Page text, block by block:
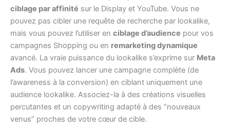
ciblage par affinité sur le Display et YouTube. Vous ne
pouvez pas cibler une requête de recherche par lookalike,
mais vous pouvez l’utiliser en ciblage d’audience pour vos
campagnes Shopping ou en remarketing dynamique
avancé. La vraie puissance du lookalike s’exprime sur Meta
Ads. Vous pouvez lancer une campagne complète (de
l’awareness à la conversion) en ciblant uniquement une
audience lookalike. Associez-la à des créations visuelles
percutantes et un copywriting adapté à des “nouveaux
venus” proches de votre cœur de cible.